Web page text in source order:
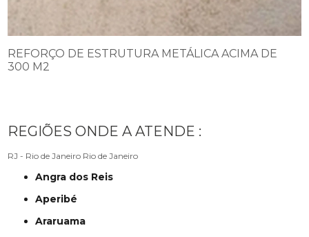
REFORÇO DE ESTRUTURA METÁLICA ACIMA DE
300 M2
REGIÕES ONDE A ATENDE :
RJ - Rio de Janeiro Rio de Janeiro
Angra dos Reis
Aperibé
Araruama